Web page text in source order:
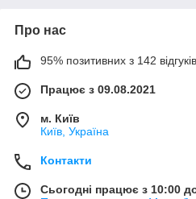
Про нас
95% позитивних з 142
Працює з 09.08.2021
м. Київ
Київ, Україна
Контакти
Сьогодні працює з 10:00